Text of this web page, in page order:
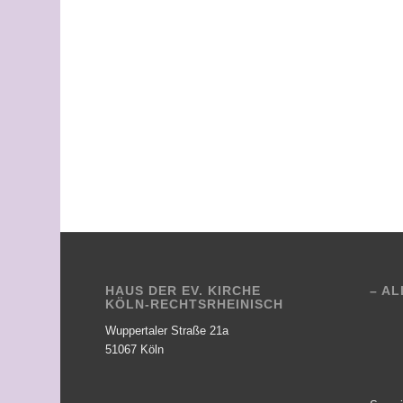
HAUS DER EV. KIRCHE
KÖLN-RECHTSRHEINISCH
Wuppertaler Straße 21a
51067 Köln
–